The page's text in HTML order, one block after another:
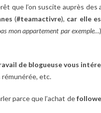
que l’on suscite auprès des
(#teamactivre), car elle
mon appartement par exemple…
de blogueuse vous
rémunérée, etc.
parce que l’achat de